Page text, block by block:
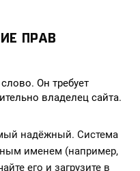
ПРАВ
Он требует
владелец сайта.
надёжный. Система
именем (например,
его и загрузите в